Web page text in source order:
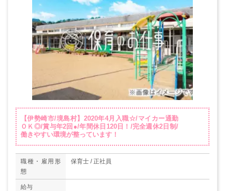
【伊勢崎市/境島村】2020年4月入職☆/マイカー通勤
ＯＫ◎/賞与年2回●/年間休日120日！/完全週休2日制/
働きやすい環境が整っています！
職種・雇用形
態
保育士 / 正社員
給与